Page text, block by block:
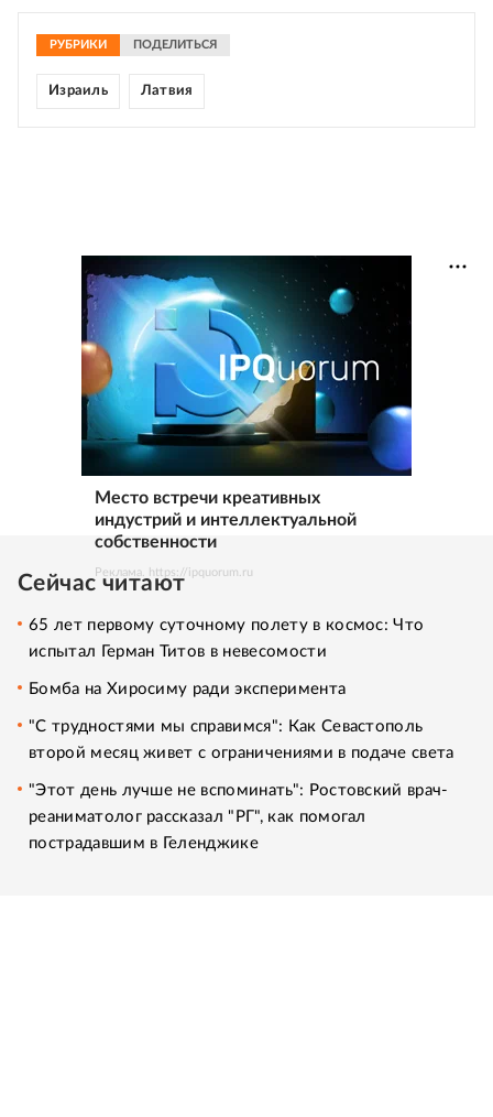
РУБРИКИ ПОДЕЛИТЬСЯ
Израиль Латвия
Место встречи креативных
индустрий и интеллектуальной
собственности
Реклама. https://ipquorum.ru
Сейчас читают
65 лет первому суточному полету в космос: Что
испытал Герман Титов в невесомости
Бомба на Хиросиму ради эксперимента
"С трудностями мы справимся": Как Севастополь
второй месяц живет с ограничениями в подаче света
"Этот день лучше не вспоминать": Ростовский врач-
реаниматолог рассказал "РГ", как помогал
пострадавшим в Геленджике